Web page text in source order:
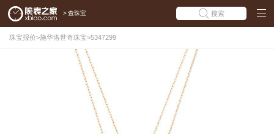
> 查珠宝 搜索
珠宝报价>施华洛世奇珠宝>5347299